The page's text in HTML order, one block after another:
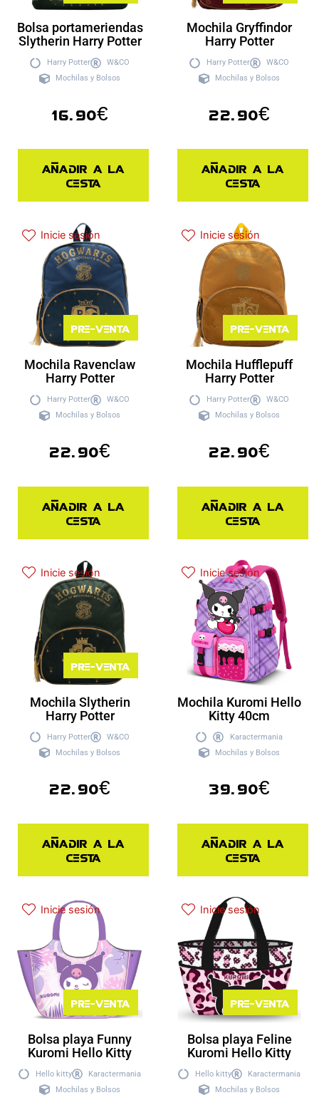
Bolsa portameriendas
Slytherin Harry Potter
Harry Potter
W&CO
Mochilas y Bolsos
16.90€
Añadir a la
cesta
Mochila Gryffindor
Harry Potter
Harry Potter
W&CO
Mochilas y Bolsos
22.90€
Añadir a la
cesta
Inicie sesión
Pre-venta
Mochila Ravenclaw
Harry Potter
Harry Potter
W&CO
Mochilas y Bolsos
22.90€
Añadir a la
cesta
Inicie sesión
Pre-venta
Mochila Hufflepuff
Harry Potter
Harry Potter
W&CO
Mochilas y Bolsos
22.90€
Añadir a la
cesta
Inicie sesión
Pre-venta
Mochila Slytherin
Harry Potter
Harry Potter
W&CO
Mochilas y Bolsos
22.90€
Añadir a la
cesta
Inicie sesión
Mochila Kuromi Hello
Kitty 40cm
Karactermania
Mochilas y Bolsos
39.90€
Añadir a la
cesta
Inicie sesión
Pre-venta
Bolsa playa Funny
Kuromi Hello Kitty
Hello kitty
Karactermania
Mochilas y Bolsos
Inicie sesión
Pre-venta
Bolsa playa Feline
Kuromi Hello Kitty
Hello kitty
Karactermania
Mochilas y Bolsos